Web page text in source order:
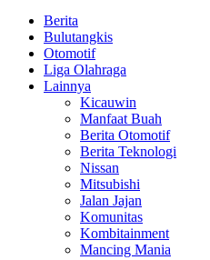
Berita
Bulutangkis
Otomotif
Liga Olahraga
Lainnya
Kicauwin
Manfaat Buah
Berita Otomotif
Berita Teknologi
Nissan
Mitsubishi
Jalan Jajan
Komunitas
Kombitainment
Mancing Mania